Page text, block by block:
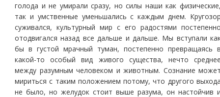
голода и не умирали сразу, но силы наши как
так и умственные уменьшались с каждым днем.
суживался, культурный мир с его радостями
отодвигался назад все дальше и дальше. Мы вступали
бы в густой мрачный туман, постепенно превращаясь
какой-то особый вид живого существа, нечто
между разумным человеком и животным. Сознание
мириться с таким положением потому, что другого
не было, но желудок стоит выше разума, он настойчив